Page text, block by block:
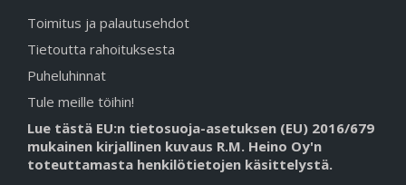
Toimitus ja palautusehdot
Tietoutta rahoituksesta
Puheluhinnat
Tule meille töihin!
Lue tästä EU:n tietosuoja-asetuksen (EU) 2016/679
mukainen kirjallinen kuvaus R.M. Heino Oy'n
toteuttamasta henkilötietojen käsittelystä.